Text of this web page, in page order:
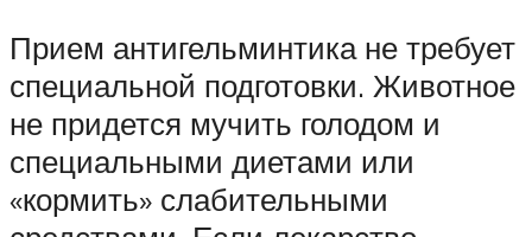
Прием антигельминтика не требует
специальной подготовки. Животное
не придется мучить голодом и
специальными диетами или
«кормить» слабительными